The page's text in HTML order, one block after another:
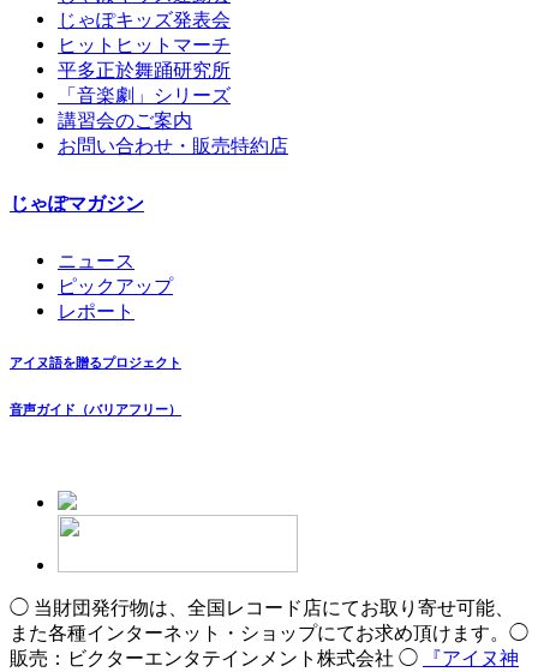
じゃぽキッズ発表会
ヒットヒットマーチ
平多正於舞踊研究所
「音楽劇」シリーズ
講習会のご案内
お問い合わせ・販売特約店
じゃぽマガジン
ニュース
ピックアップ
レポート
アイヌ語を贈るプロジェクト
音声ガイド（バリアフリー）
◯ 当財団発行物は、全国レコード店にてお取り寄せ可能、
また各種インターネット・ショップにてお求め頂けます。◯
販売：ビクターエンタテインメント株式会社 ◯
『アイヌ神